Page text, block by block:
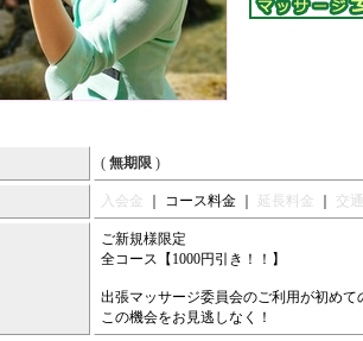
( 無期限 )
入会金 ｜ コース料金 ｜ 延長料金 交
ご新規様限定
全コース【1000円引き！！】
出張マッサージ委員会のご利用が初め
この機会をお見逃しなく！